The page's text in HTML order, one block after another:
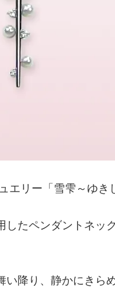
エリー「雪雫～ゆき
したペンダントネッ
降り、静かにきら